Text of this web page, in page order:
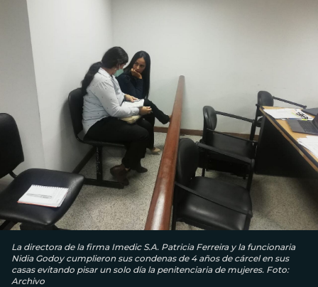
La directora de la firma Imedic S.A. Patricia Ferreira y la funcionaria
Nidia Godoy cumplieron sus condenas de 4 años de cárcel en sus
casas evitando pisar un solo día la penitenciaria de mujeres. Foto:
Archivo